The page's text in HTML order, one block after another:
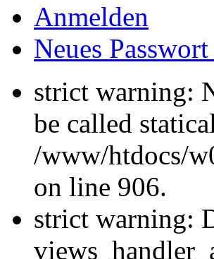
Anmelden
Neues
strict warning:
be called
/www/htdocs/
on line 906.
strict warning: